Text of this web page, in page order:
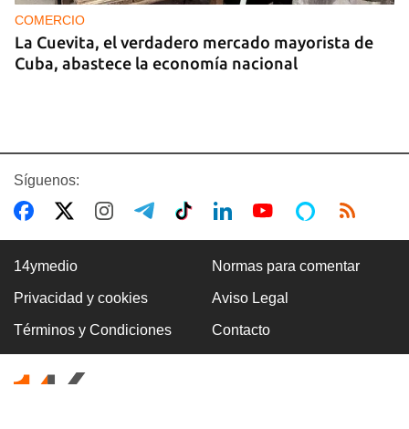
COMERCIO
La Cuevita, el verdadero mercado mayorista de
Cuba, abastece la economía nacional
EE UU duplica sus ventas de combustible al
Síguenos:
14ymedio Normas para comentar
Privacidad y cookies Aviso Legal
Términos y Condiciones Contacto